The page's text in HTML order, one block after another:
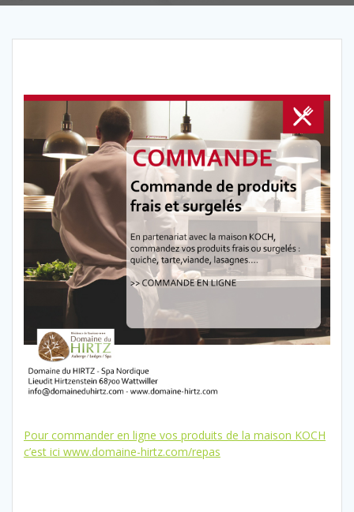
Pour commander en ligne vos produits de la maison KOCH
c’est ici www.domaine-hirtz.com/repas